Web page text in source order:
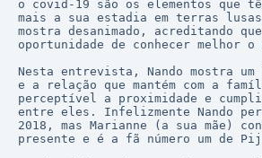
o covid-19 são os elementos que
mais a sua estadia em terras
mostra desanimado, acreditando
oportunidade de conhecer melhor
Nesta entrevista, Nando mostra
e a relação que mantém com a
perceptível a proximidade e
entre eles. Infelizmente Nando
2018, mas Marianne (a sua mãe)
presente e é a fã número um de